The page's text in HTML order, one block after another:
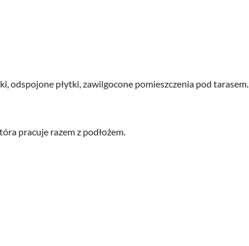
odspojone płytki, zawilgocone pomieszczenia pod tarasem.
pracuje razem z podłożem.